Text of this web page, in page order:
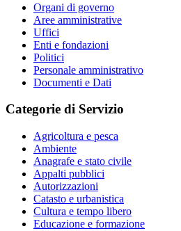
Organi di governo
Aree amministrative
Uffici
Enti e fondazioni
Politici
Personale amministrativo
Documenti e Dati
Categorie di Servizio
Agricoltura e pesca
Ambiente
Anagrafe e stato civile
Appalti pubblici
Autorizzazioni
Catasto e urbanistica
Cultura e tempo libero
Educazione e formazione